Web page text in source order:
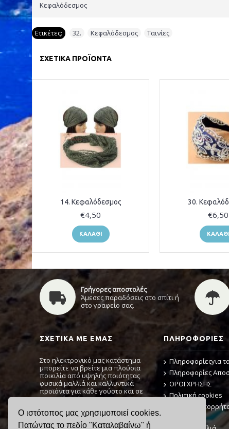
Ο ιστότοπος μας χρησιμοποιεί cookies.
Πατώντας το πεδίο "Καταλαβαίνω" ή
Κεφαλόδεσμος
Ετικέτες: 32. Κεφαλόδεσμος Ταινίες
ΣΧΕΤΙΚΆ ΠΡΟΪΌΝΤΑ
14. Κεφαλόδεσμος
€4,50
ΚΑΛΆΘΙ
30.
€6,50
ΚΑΛΆΘΙ
Γρήγορες αποστολές
Άμεσες παραδόσεις στο σπίτι ή
στο γραφείο σας.
ΣΧΕΤΙΚΆ ΜΕ ΕΜΆΣ
Στο ηλεκτρονικό μας κατάστημα
μπορείτε να βρείτε μια πλούσια
ποικιλία από υψηλής ποιότητας
φυσικά μαλλιά και καλλυντικά
προϊόντα για κάθε γούστο και σε
προσιτή τιμή.
Εάν χρειάζεστε μια διαβούλευση, μη
διστάσετε να επικοινωνήσετε μαζί
ΠΛΗΡΟΦΟΡΊΕΣ
Πληροφορίεςγια
Πληροφορίες
ΟΡΟΙ ΧΡΗΣΗΣ
Πολιτική cookies
Πολιτική